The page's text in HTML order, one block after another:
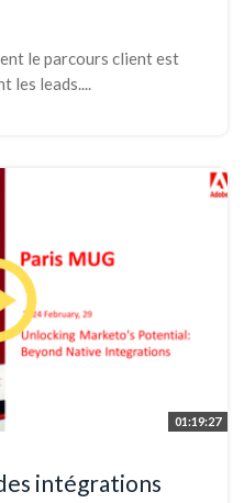
le parcours client est
les leads....
01:19:27
intégrations